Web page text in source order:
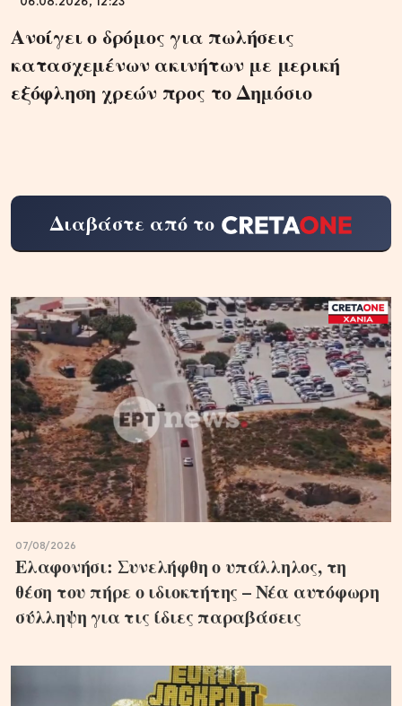
06.08.2026, 12:23
Ανοίγει ο δρόμος για πωλήσεις
κατασχεμένων ακινήτων με μερική
εξόφληση χρεών προς το Δημόσιο
Διαβάστε από το
07/08/2026
Ελαφονήσι: Συνελήφθη ο υπάλληλος, τη
θέση του πήρε ο ιδιοκτήτης – Νέα αυτόφωρη
σύλληψη για τις ίδιες παραβάσεις